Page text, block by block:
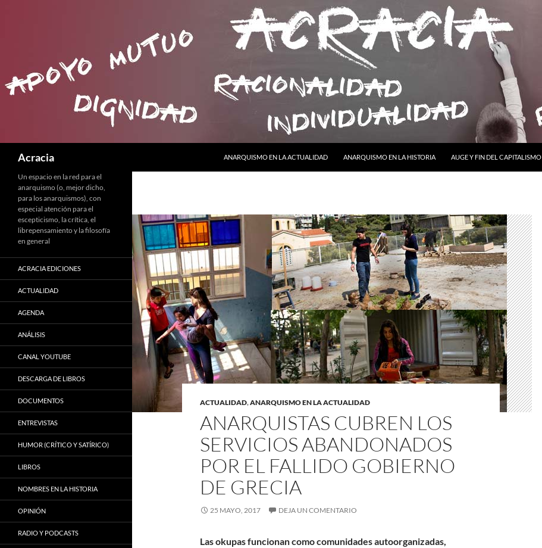
Acracia
ANARQUISMO EN LA ACTUALIDAD
ANARQUISMO EN LA HISTORIA AUGE Y FIN DEL CAPITALISMO
ACTUALIDAD,ANARQUISMO EN LA ACTUALIDAD
ANARQUISTAS CUBREN LOS
SERVICIOS ABANDONADOS
POR EL FALLIDO GOBIERNO
DE GRECIA
25 MAYO, 2017 DEJA UN COMENTARIO
Las okupas funcionan como comunidades autoorganizadas,
Un espacio en la red para el
anarquismo (o, mejor dicho,
para los anarquismos), con
especial atención para el
escepticismo, la crítica, el
librepensamiento y la filosofía
en general
ACRACIA EDICIONES
ACTUALIDAD
AGENDA
ANÁLISIS
CANAL YOUTUBE
DESCARGA DE LIBROS
DOCUMENTOS
ENTREVISTAS
HUMOR (CRÍTICO Y SATÍRICO)
LIBROS
NOMBRES EN LA HISTORIA
OPINIÓN
RADIO Y PODCASTS